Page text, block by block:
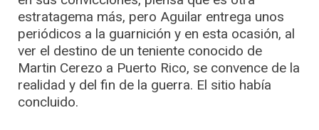
estratagema más, pero Aguilar entrega unos
periódicos a la guarnición y en esta ocasión, al
ver el destino de un teniente conocido de
Martin Cerezo a Puerto Rico, se convence de la
realidad y del fin de la guerra. El sitio había
concluido.